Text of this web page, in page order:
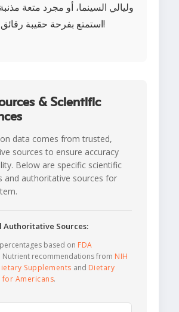
وليالي السينما، أو مجرد متعة
استمتع بفرحة حقيبة رقائق كبيرة اليوم!
& Scientific
data comes from trusted,
sources to ensure accuracy
Below are specific scientific
and authoritative sources for
Sources:
based on FDA
. Nutrient recommendations from NIH
Supplements and Dietary
for Americans.